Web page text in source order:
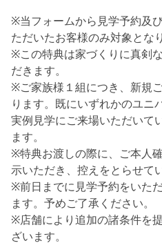
※当フォームから見学予約及
ただいたお客様のみ対象とな
※この特典は家づくりに真剣
だきます。
※ご家族様１組につき、新規
ります。既にいずれかのユニ
実例見学にご来場いただいて
ます。
※特典お渡しの際に、ご本人
示いただき、控えをとらせて
※前日までに見学予約をいた
ます。予めご了承ください。
※店舗により追加の諸条件を
ざいます。